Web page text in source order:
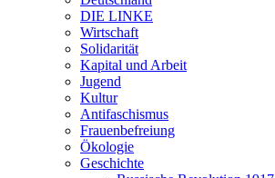
DIE LINKE
Wirtschaft
Solidarität
Kapital und Arbeit
Jugend
Kultur
Antifaschismus
Frauenbefreiung
Ökologie
Geschichte